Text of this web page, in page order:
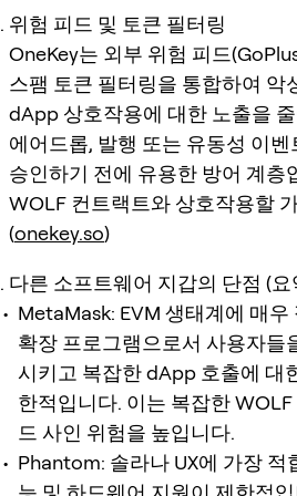
위험 피드 및 토큰 필터링
OneKey는 외부 위험 피드
스팸 토큰 필터링을 통합하여 악
dApp 상호작용에 대한 노출을
에어드롭, 발행 또는 유동성 이
승인하기 전에 유용한 방어 계층
WOLF 컨트랙트와 상호작용할
(onekey.so)
다른 소프트웨어 지갑의 단점 (요
MetaMask: EVM 생태계에 매
확장 프로그램으로서 사용자들
시키고 복잡한 dApp 호출에 대
한적입니다. 이는 복잡한
드 사인 위험을 높입니다.
Phantom: 솔라나 UX에 가장 적